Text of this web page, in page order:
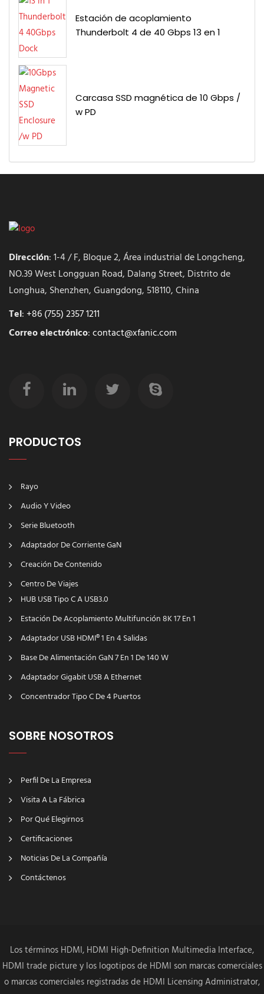
Estación de acoplamiento
Thunderbolt 4 de 40 Gbps 13 en 1
Carcasa SSD magnética de 10 Gbps /
w PD
Dirección: 1-4 / F, Bloque 2, Área industrial de Longcheng,
NO.39 West Longguan Road, Dalang Street, Distrito de
Longhua, Shenzhen, Guangdong, 518110, China
Tel: +86 (755) 2357 1211
Correo electrónico:contact@xfanic.com
PRODUCTOS
Rayo
Audio Y Video
Serie Bluetooth
Adaptador De Corriente GaN
Creación De Contenido
Centro De Viajes
HUB USB Tipo C A USB3.0
Estación De Acoplamiento Multifunción 8K 17 En 1
Adaptador USB HDMI® 1 En 4 Salidas
Base De Alimentación GaN 7 En 1 De 140 W
Adaptador Gigabit USB A Ethernet
Concentrador Tipo C De 4 Puertos
SOBRE NOSOTROS
Perfil De La Empresa
Visita A La Fábrica
Por Qué Elegirnos
Certificaciones
Noticias De La Compañía
Contáctenos
Los términos HDMI, HDMI High-Definition Multimedia Interface,
HDMI trade picture y los logotipos de HDMI son marcas comerciales
o marcas comerciales registradas de HDMI Licensing Administrator,